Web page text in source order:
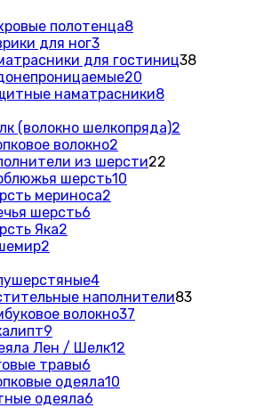
полотенца8
для ног3
для гостиниц38
20
наматрасники8
(волокно шелкопряда)2
волокно2
из шерсти22
шерсть10
мериноса2
шерсть6
Яка2
2
4
наполнители83
волокно37
9
Лен / Шелк12
травы6
одеяла10
одеяла6